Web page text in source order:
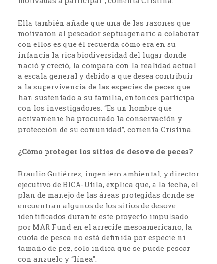
Ella también añade que una de las razones que
motivaron al pescador septuagenario a colaborar
con ellos es que él recuerda cómo era en su
infancia la rica biodiversidad del lugar donde
nació y creció, la compara con la realidad actual
a escala general y debido a que desea contribuir
a la supervivencia de las especies de peces que
han sustentado a su familia, entonces participa
con los investigadores. “Es un hombre que
activamente ha procurado la conservación y
protección de su comunidad”, comenta Cristina.
¿Cómo proteger los sitios de desove de peces?
Braulio Gutiérrez, ingeniero ambiental, y director
ejecutivo de BICA-Utila, explica que, a la fecha, el
plan de manejo de las áreas protegidas donde se
encuentran algunos de los sitios de desove
identificados durante este proyecto impulsado
por MAR Fund en el arrecife mesoamericano, la
cuota de pesca no está definida por especie ni
tamaño de pez, solo indica que se puede pescar
con anzuelo y “línea”.